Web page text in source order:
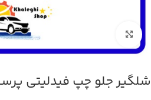
شلگیر جلو چپ فیدلیتی